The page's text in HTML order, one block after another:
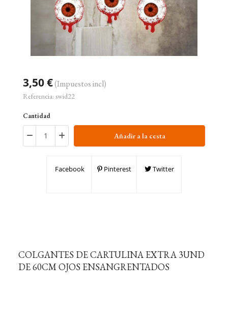
3,50 €(Impuestos incl)
Referencia: swid22
Cantidad
Añadir a la cesta
Facebook Pinterest Twitter
COLGANTES DE CARTULINA EXTRA 3UND
DE 60CM OJOS ENSANGRENTADOS